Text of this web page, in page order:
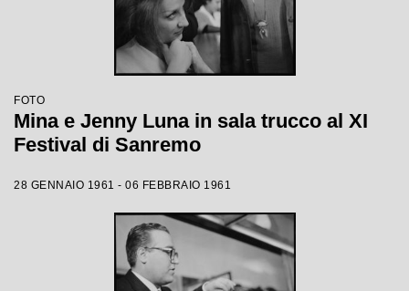
FOTO
Mina e Jenny Luna in sala trucco al XI
Festival di Sanremo
28 GENNAIO 1961 - 06 FEBBRAIO 1961